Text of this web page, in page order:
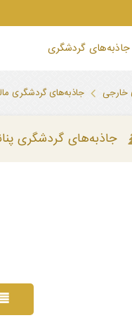
جاذبه‌های گردشگری
خارجی جاذبه‌های گردشگری
جاذبه‌های گردشگری